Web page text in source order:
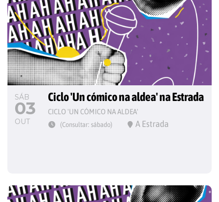
SÁB
03
OUT
Ciclo 'Un cómico na aldea' na Estrada
CICLO 'UN CÓMICO NA ALDEA'
(Consultar: sábado) A Estrada